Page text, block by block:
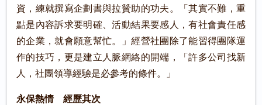
資，練就撰寫企劃書與拉贊助的功夫。「其實不難，重
點是內容訴求要明確、活動結果要感人，有社會責任感
的企業，就會願意幫忙。」經營社團除了能習得團隊運
作的技巧，更是建立人脈網絡的開端，「許多公司找新
人，社團領導經驗是必參考的條件。」
永保熱情 經歷其次